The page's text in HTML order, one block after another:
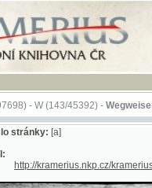
-W (143/45392)-Wegweiser durch
kramerius.nkp.cz/kramerius/